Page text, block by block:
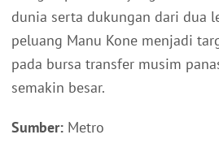
dunia serta dukungan dari dua
peluang Manu Kone menjadi
pada bursa transfer musim
semakin besar.
Sumber: Metro